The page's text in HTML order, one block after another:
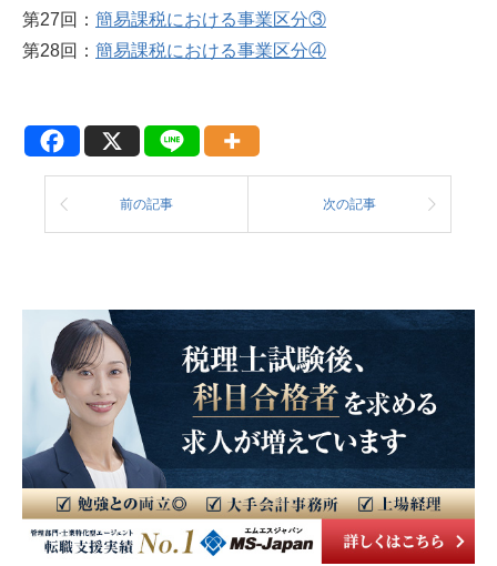
第27回： 簡易課税における事業区分③
第28回： 簡易課税における事業区分④
前の記事 次の記事